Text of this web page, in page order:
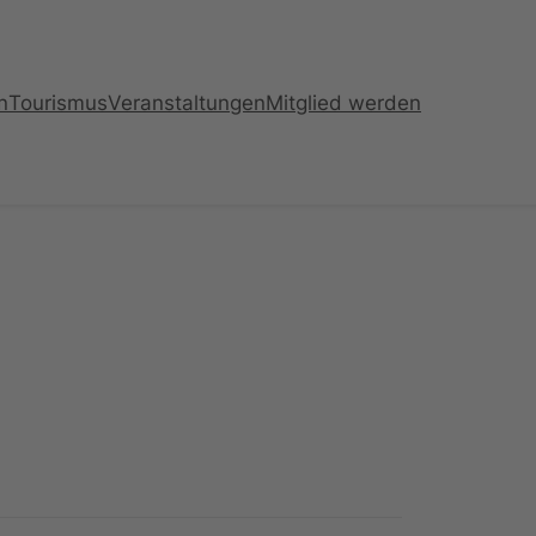
TourismusVeranstaltungenMitglied werden